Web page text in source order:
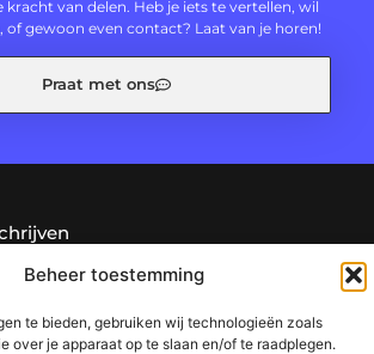
Beheer toestemming
te bieden, gebruiken wij technologieën zoals
over je apparaat op te slaan en/of te raadplegen.
kracht van delen. Heb je iets te vertellen, wil
of gewoon even contact? Laat van je horen!
Praat met ons
en inzichten uit het dagelijks leven. Laat
uiteenlopende content.